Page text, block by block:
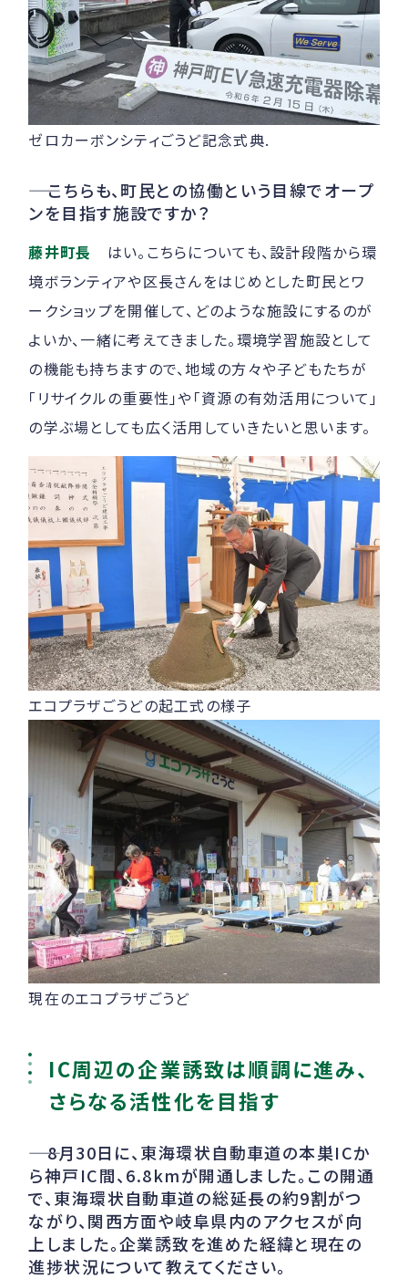
ゼロカーボンシティごうど記念式典.
――こちらも、町民との協働という目線でオープ
ンを目指す施設ですか？
藤井町長
はい。こちらについても、設計段階から環
境ボランティアや区長さんをはじめとした町民とワ
ークショップを開催して、どのような施設にするのが
よいか、一緒に考えてきました。環境学習施設として
の機能も持ちますので、地域の方々や子どもたちが
「リサイクルの重要性」や「資源の有効活用について」
の学ぶ場としても広く活用していきたいと思います。
エコプラザごうどの起工式の様子
現在のエコプラザごうど
IC周辺の企業誘致は順調に進み、
さらなる活性化を目指す
――8月30日に、東海環状自動車道の本巣ICか
ら神戸IC間、6.8kmが開通しました。この開通
で、東海環状自動車道の総延長の約9割がつ
ながり、関西方面や岐阜県内のアクセスが向
上しました。企業誘致を進めた経緯と現在の
進捗状況について教えてください。